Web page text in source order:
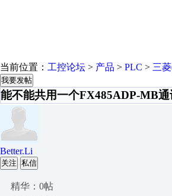
当前位置： 工控论坛 > 产品 > PLC > 三
我要发帖
能不能共用一个FX485ADP-MB通
Better.Li
关注 私信
精华：0帖